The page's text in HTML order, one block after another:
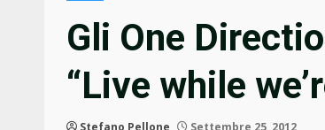
Gli One
“Live while
Stefano Pellone Settembre 25, 2012